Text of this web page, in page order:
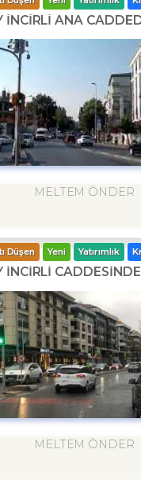
İNCİRLİ ANA
MELTEM ÖNDER
Düşen Yeni Yatırımlık
İNCİRLİ
MELTEM ÖNDER